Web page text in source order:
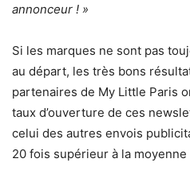
annonceur ! »
Si les marques ne sont pas
au départ, les très bons
partenaires de My Little Paris
taux d’ouverture de ces
celui des autres envois
20 fois supérieur à la moyenne